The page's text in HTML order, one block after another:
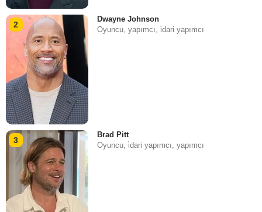
2
Dwayne Johnson
Oyuncu, yapımcı, i̇dari yapımcı
3
Brad Pitt
Oyuncu, i̇dari yapımcı, yapımcı